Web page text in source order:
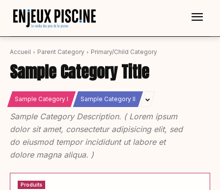
Accueil Parent Category Primary/Child Category
Sample Category Title
Sample Category I Sample Category II
Sample Category Description. ( Lorem ipsum
dolor sit amet, consectetur adipisicing elit, sed
do eiusmod tempor incididunt ut labore et
dolore magna aliqua. )
Produits